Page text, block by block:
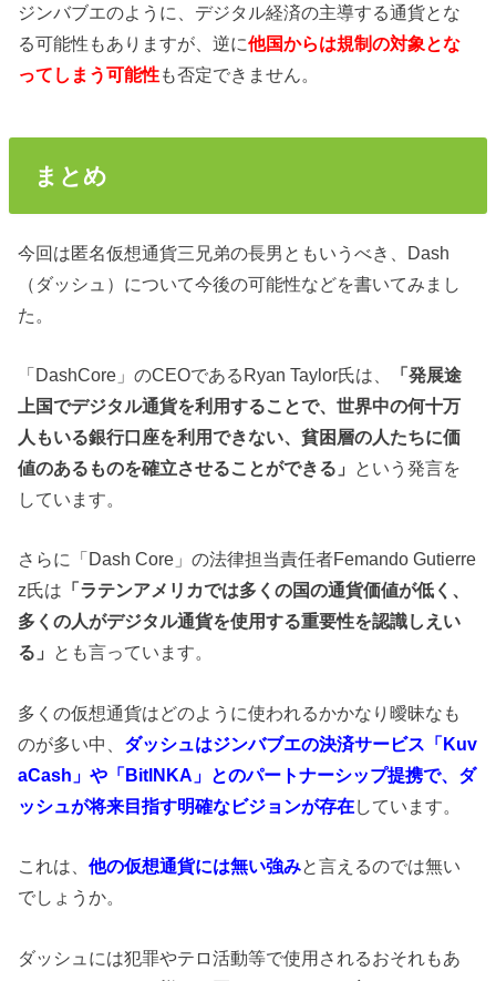
ジンバブエのように、デジタル経済の主導する通貨とな
る可能性もありますが、逆に他国からは規制の対象とな
ってしまう可能性も否定できません。
まとめ
今回は匿名仮想通貨三兄弟の長男ともいうべき、Dash
（ダッシュ）について今後の可能性などを書いてみまし
た。
「DashCore」のCEOであるRyan Taylor氏は、
「発展途
上国でデジタル通貨を利用することで、世界中の何十万
人もいる銀行口座を利用できない、貧困層の人たちに価
値のあるものを確立させることができる」 という発言を
しています。
さらに「 DashCore」の法律担当責任者Femando Gutierre
z氏は 「ラテンアメリカでは多くの国の通貨価値が低く、
多くの人がデジタル通貨を使用する重要性を認識しえい
る」 とも言っています。
多くの仮想通貨はどのように使われるかかなり曖昧なも
のが多い中、 ダッシュはジンバブエの決済サービス「Kuv
aCash」や「BitlNKA」 とのパートナーシップ提携で、 ダ
ッシュが将来目指す明確なビジョンが存在しています。
これは、他の仮想通貨には無い強みと言えるのでは無い
でしょうか。
ダッシュには犯罪やテロ活動等で使用されるおそれもあ